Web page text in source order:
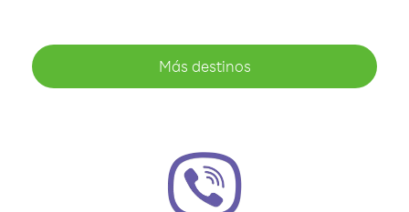
Más destinos